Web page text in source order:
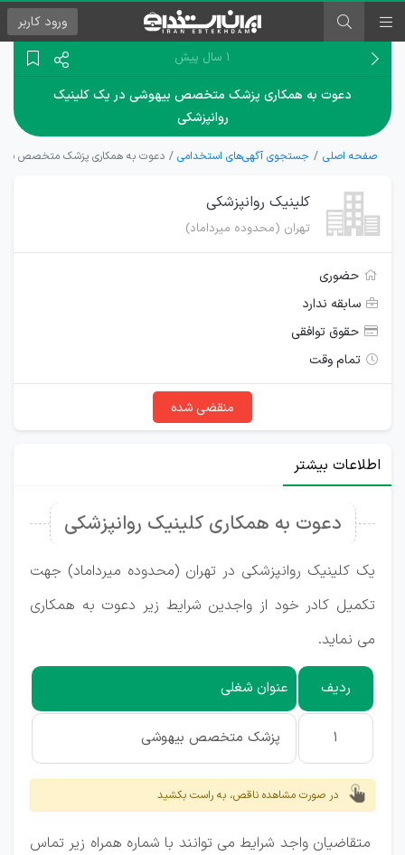
ورود کاربر
۱ سال پیش
دعوت به همکاری پزشک متخصص بیهوشی در یک کلینیک
روانپزشکی
صفحه اصلی جستجوی آگهی‌های استخدامی دعوت به همکاری پزشک متخصص
کلینیک روانپزشکی
تهران (محدوده میرداماد)
حضوری
سابقه ندارد
حقوق توافقی
تمام وقت
منقضی شده
اطلاعات بیشتر
دعوت به همکاری کلینیک روانپزشکی
یک کلینیک روانپزشکی در تهران (محدوده میرداماد) جهت
تکمیل کادر خود از واجدین شرایط زیر دعوت به همکاری
می نماید.
ردیف عنوان شغلی
1 پزشک متخصص بیهوشی
در صورت مشاهده ناقص، به راست بکشید
متقاضیان واجد شرایط می توانند با شماره همراه زیر تماس